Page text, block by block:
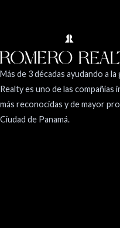
Más de 3 décadas ayudando a
Realty es uno de las compañías
más reconocidas y de mayor
Ciudad de Panamá.